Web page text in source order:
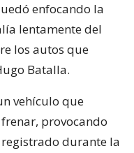
enfocando la
lentamente del
los autos que
Batalla.
vehículo que
provocando
durante la